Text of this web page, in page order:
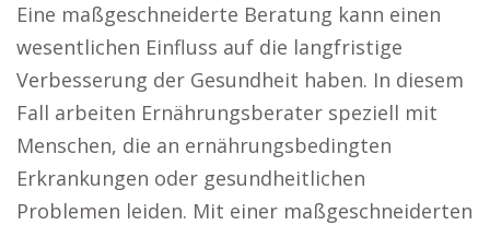
Eine maßgeschneiderte Beratung kann einen
wesentlichen Einfluss auf die langfristige
Verbesserung der Gesundheit haben. In diesem
Fall arbeiten Ernährungsberater speziell mit
Menschen, die an ernährungsbedingten
Erkrankungen oder gesundheitlichen
Problemen leiden. Mit einer maßgeschneiderten